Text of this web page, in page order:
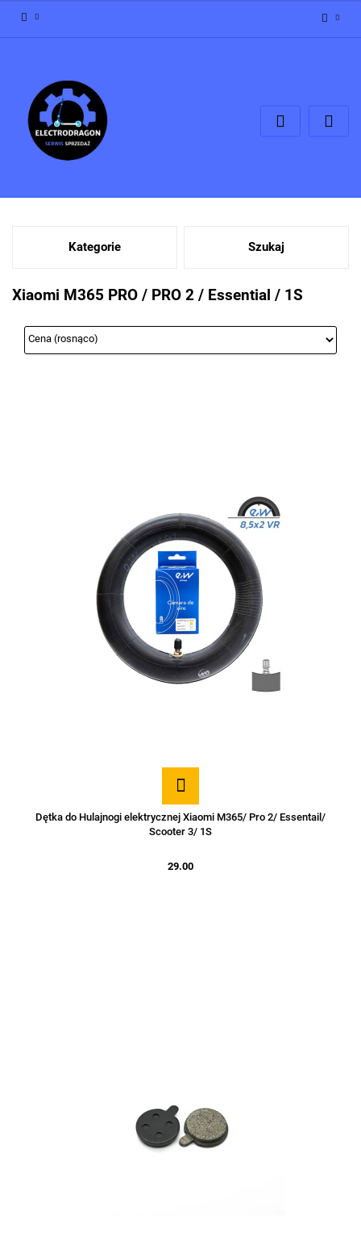
Zgody cookies
Kategorie Szukaj
Xiaomi M365 PRO / PRO 2 / Essential / 1S
Dętka do Hulajnogi elektrycznej Xiaomi M365/ Pro 2/ Essentail/
Scooter 3/ 1S
29.00